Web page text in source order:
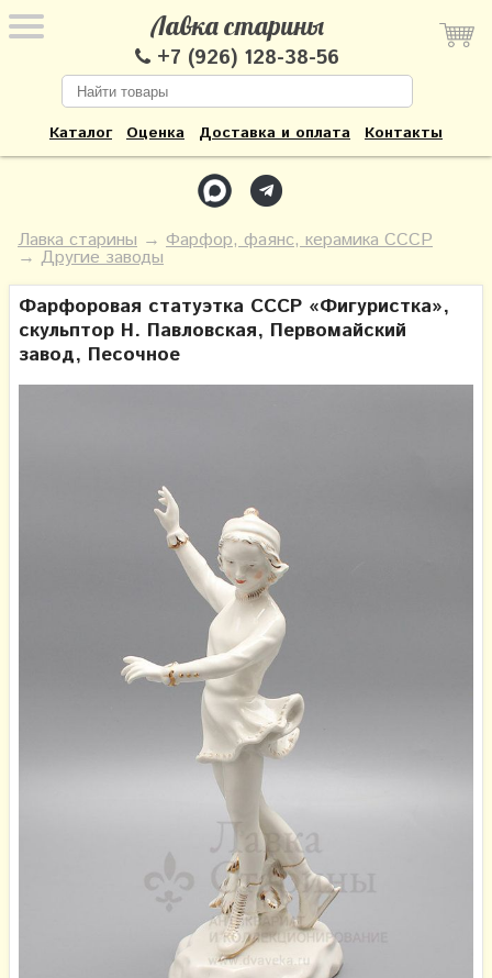
Лавка старины
+7 (926) 128-38-56
Каталог Оценка Доставка и оплата Контакты
Лавка старины → Фарфор, фаянс, керамика СССР
→ Другие заводы
Фарфоровая статуэтка СССР «Фигуристка»,
скульптор Н. Павловская, Первомайский
завод, Песочное